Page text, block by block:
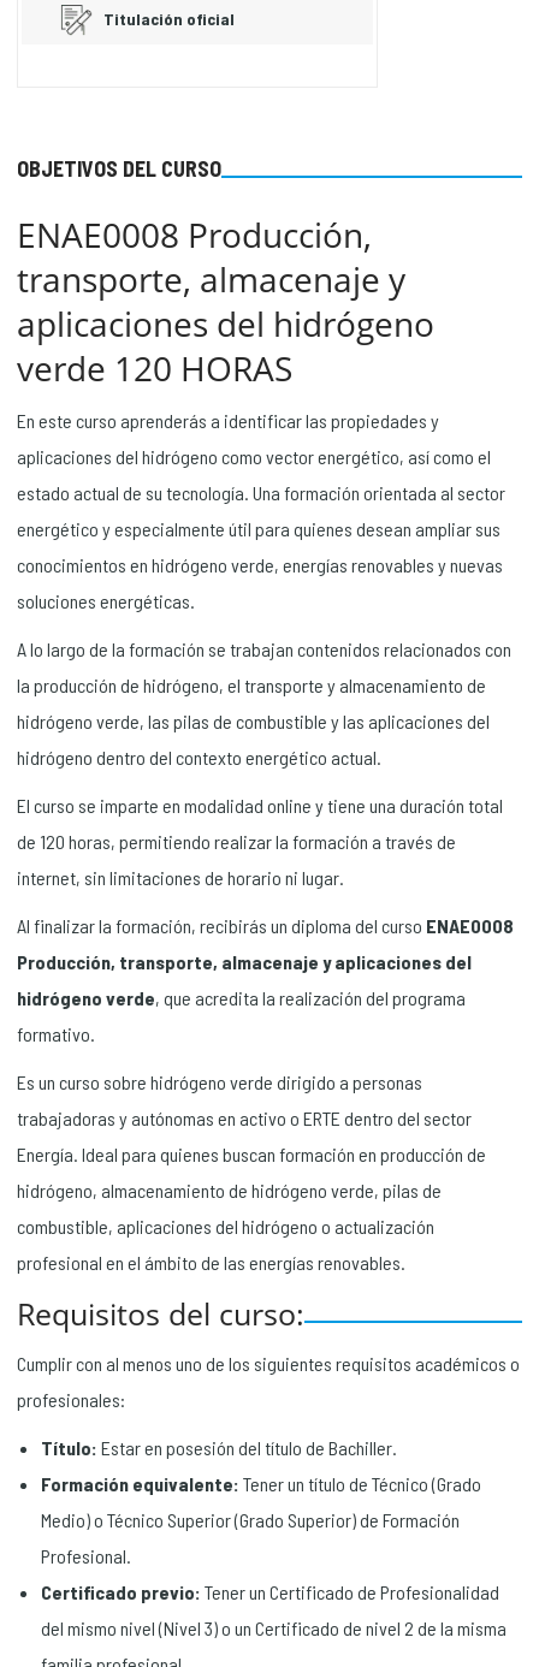
OBJETIVOS DEL CURSO
ENAE0008 Producción,
transporte, almacenaje y
aplicaciones del hidrógeno
verde 120 HORAS
En este curso aprenderás a identificar las propiedades y
aplicaciones del hidrógeno como vector energético, así como el
estado actual de su tecnología. Una formación orientada al sector
energético y especialmente útil para quienes desean ampliar sus
conocimientos en hidrógeno verde, energías renovables y nuevas
soluciones energéticas.
A lo largo de la formación se trabajan contenidos relacionados con
la producción de hidrógeno, el transporte y almacenamiento de
hidrógeno verde, las pilas de combustible y las aplicaciones del
hidrógeno dentro del contexto energético actual.
El curso se imparte en modalidad online y tiene una duración total
de 120 horas, permitiendo realizar la formación a través de
internet, sin limitaciones de horario ni lugar.
Al finalizar la formación, recibirás un diploma del curso ENAE0008
Producción, transporte, almacenaje y aplicaciones del
hidrógeno verde, que acredita la realización del programa
formativo.
Es un curso sobre hidrógeno verde dirigido a personas
trabajadoras y autónomas en activo o ERTE dentro del sector
Energía. Ideal para quienes buscan formación en producción de
hidrógeno, almacenamiento de hidrógeno verde, pilas de
combustible, aplicaciones del hidrógeno o actualización
profesional en el ámbito de las energías renovables.
Requisitos del curso:
Cumplir con al menos uno de los siguientes requisitos académicos o
profesionales:
Título: Estar en posesión del título de Bachiller.
Formación equivalente: Tener un título de Técnico (Grado
Medio) o Técnico Superior (Grado Superior) de Formación
Profesional.
Certificado previo: Tener un Certificado de Profesionalidad
del mismo nivel (Nivel 3) o un Certificado de nivel 2 de la misma
Titulación oficial